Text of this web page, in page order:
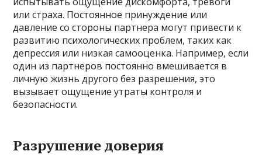
или страха. Постоянное принуждение или
давление со стороны партнера могут привести к
развитию психологических проблем, таких как
депрессия или низкая самооценка. Например, если
один из партнеров постоянно вмешивается в
личную жизнь другого без разрешения, это
вызывает ощущение утраты контроля и
безопасности.
Разрушение доверия